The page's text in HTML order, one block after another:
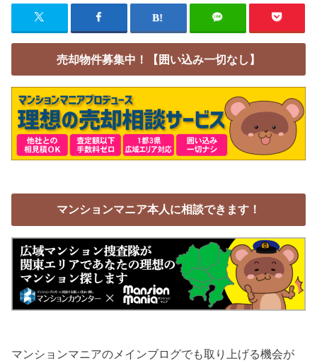
売却物件募集中！【囲い込み一切なし】
マンションマニア本人に相談できます！
マンションマニアのメインブログでも取り上げる機会が